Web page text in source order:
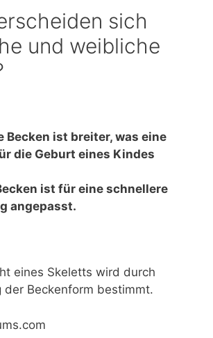
sich
und weibliche
Becken ist breiter, was eine
die Geburt eines Kindes
ist für eine schnellere
angepasst.
eines Skeletts wird durch
der Beckenform bestimmt.